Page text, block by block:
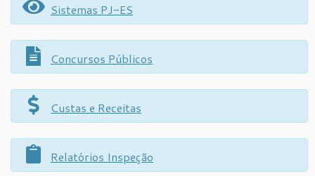
Sistemas PJ-ES
Concursos Públicos
Custas e Receitas
Relatórios Inspeção